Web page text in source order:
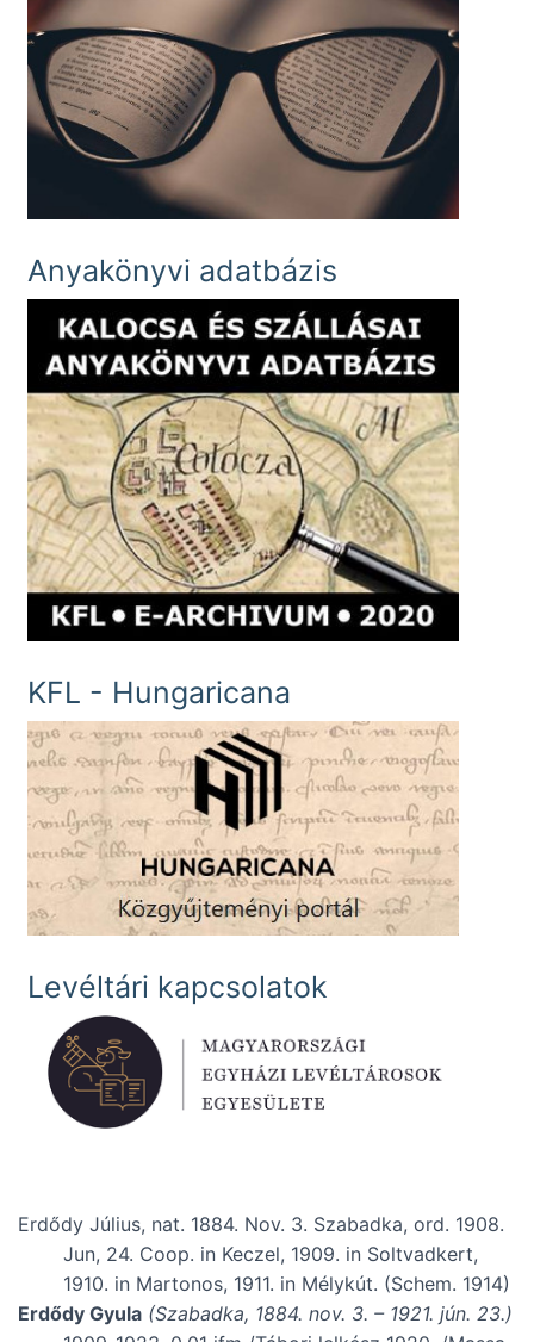
Anyakönyvi adatbázis
KFL - Hungaricana
Levéltári kapcsolatok
Erdődy Július, nat. 1884. Nov. 3. Szabadka, ord. 1908.
Jun, 24. Coop. in Keczel, 1909. in Soltvadkert,
1910. in Martonos, 1911. in Mélykút. (Schem. 1914)
Erdődy Gyula (Szabadka, 1884. nov. 3. – 1921. jún. 23.)